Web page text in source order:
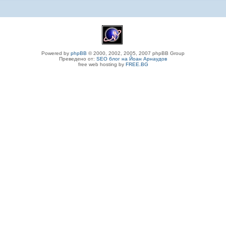
Powered by phpBB © 2000, 2002, 2005, 2007 phpBB Group
Преведено от: SEO блог на Йоан Арнаудов
free web hosting by FREE.BG